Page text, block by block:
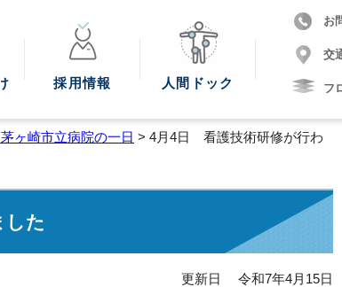
採用情報 人間 ドック
お
交
フ
ヶ崎市立病院の一日 > 4月4日 看護技術研修が行わ
た
更新日 令和7年4月15日